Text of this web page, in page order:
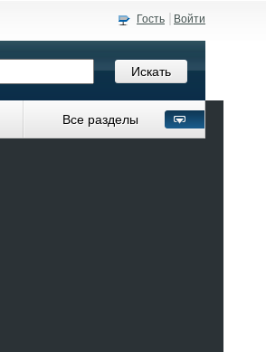
Гость Войти
Все разделы